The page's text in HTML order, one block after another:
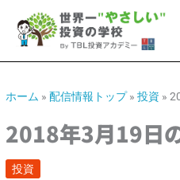
ス
ッホーム »配信情報トップ»投資 »
2018年3月19日
投資
ー
ブ
テ
ー